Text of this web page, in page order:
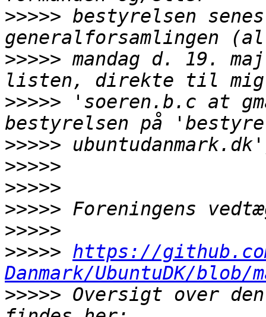
>>>>> bestyrelsen
>>>>> mandag d. 19.
>>>>> 'soeren.b.c at
>>>>>
>>>>>
>>>>>
>>>>>
>>>>>
>>>>> https://
Danmark/UbuntuDK/blob/
>>>>> Oversigt over